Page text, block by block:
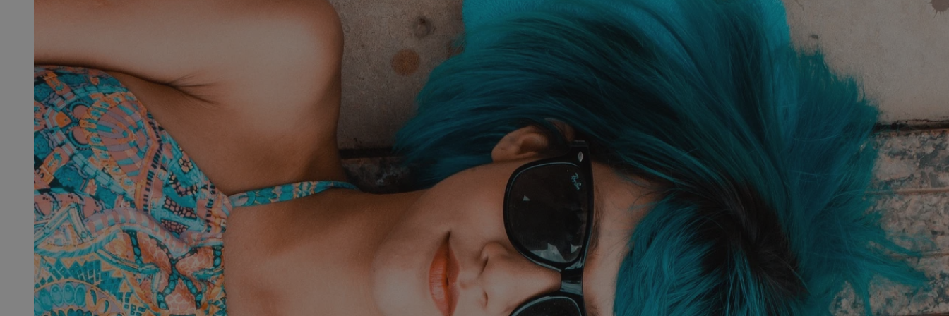
rudaslaska.com.pl
Ten plik cookie przechowuje identyfikator sesji.
rudaslaska.com.pl 1 rok
Ten plik cookie przechowuje identyfikator sesji.
rudaslaska.com.pl 1 rok
Ten plik cookie przechowuje identyfikator sesji.
.tiktok.com
Ten plik cookie jest używany do celów
uwierzytelniania i bezpieczeństwa, zapewniając, że
Ten plik cookie służy do rozróżniania ludzi i botów.
Jest to korzystne dla strony internetowej, ponieważ
umożliwia tworzenie ważnych raportów na temat
korzystania z jej witryny internetowej.
__cf_bm
Cloudflare Inc.
.twitter.com
Ten plik cookie służy do rozróżniania ludzi i botów.
Jest to korzystne dla strony internetowej, ponieważ
umożliwia tworzenie ważnych raportów na temat
korzystania z jej witryny internetowej.
5 miesięcy 4
tygodnie
Ten plik cookie jest używany do przechowywania
zgody użytkownika i wyboru prywatności dla ich
interakcji z witryną. Rejestruje dane dotyczące
zgody odwiedzającego na różne polityki i
ustawienia prywatności, zapewniając, że ich
preferencje zostaną uhonorowane w przyszłych
sesjach.
4 tygodnie 2 dni
Ten plik cookie jest używany przez usługę Cookie-